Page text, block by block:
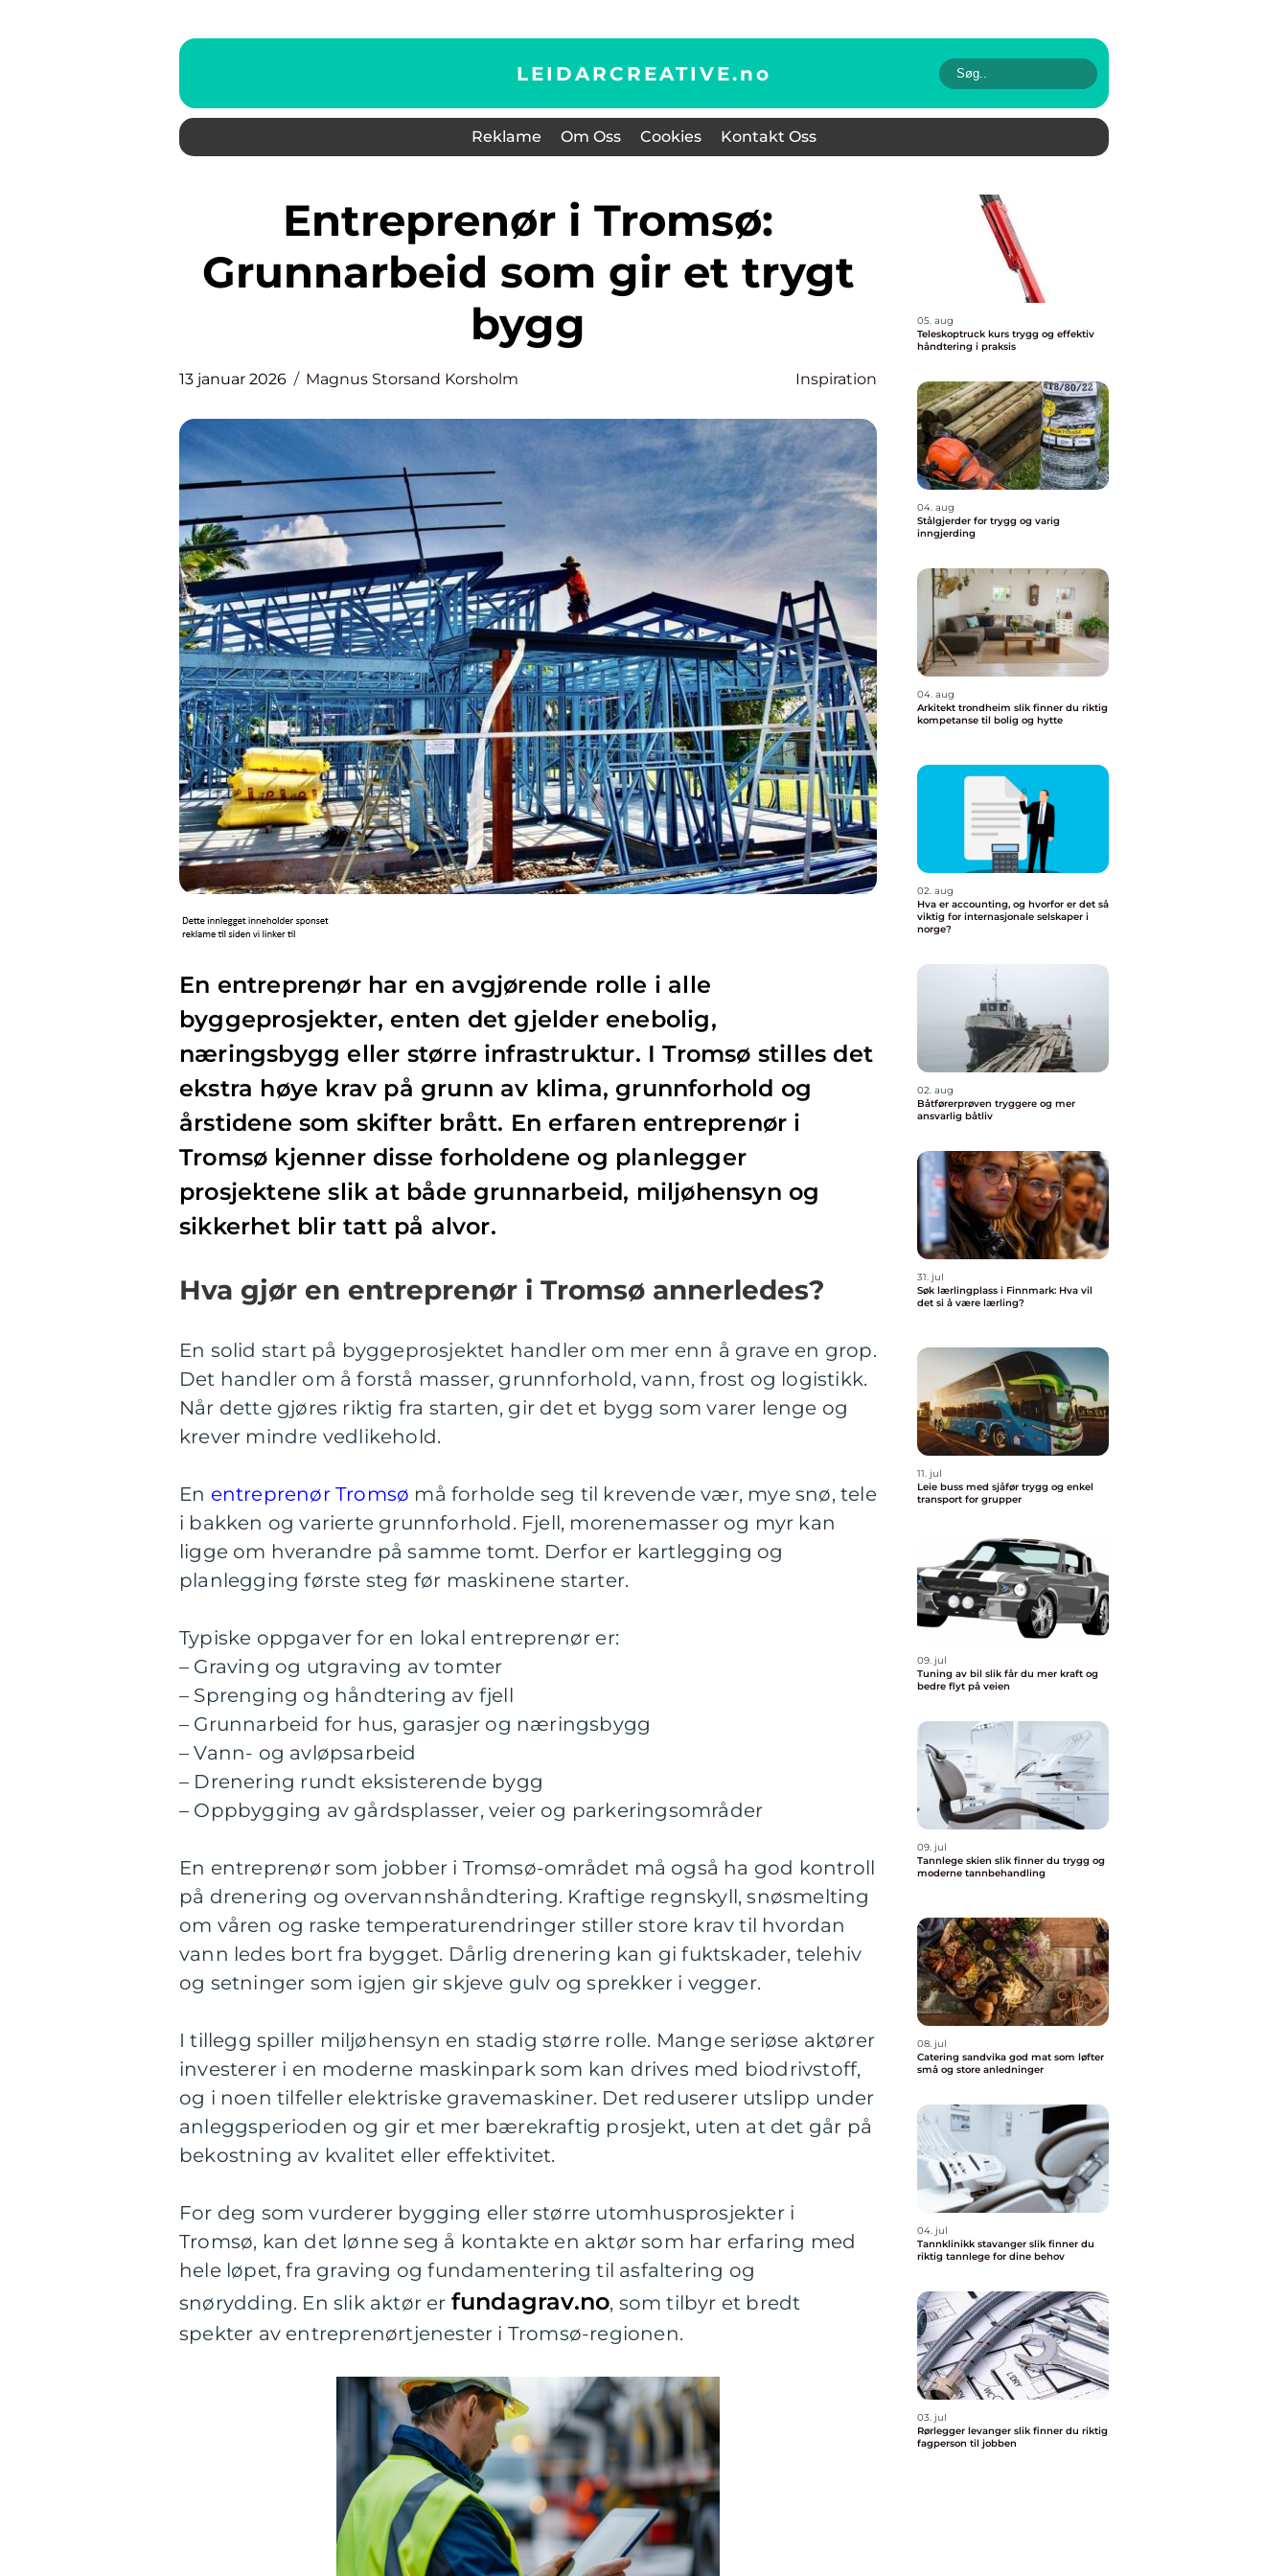
LEIDARCREATIVE.no
Reklame Om Oss Cookies Kontakt Oss
Entreprenør i Tromsø:
Grunnarbeid som gir et trygt
bygg
13 januar 2026 Magnus Storsand Korsholm Inspiration
En entreprenør har en avgjørende rolle i alle
byggeprosjekter, enten det gjelder enebolig,
næringsbygg eller større infrastruktur. I Tromsø stilles det
ekstra høye krav på grunn av klima, grunnforhold og
årstidene som skifter brått. En erfaren entreprenør i
Tromsø kjenner disse forholdene og planlegger
prosjektene slik at både grunnarbeid, miljøhensyn og
sikkerhet blir tatt på alvor.
Hva gjør en entreprenør i Tromsø annerledes?
En solid start på byggeprosjektet handler om mer enn å grave en grop.
Det handler om å forstå masser, grunnforhold, vann, frost og logistikk.
Når dette gjøres riktig fra starten, gir det et bygg som varer lenge og
krever mindre vedlikehold.
En entreprenør Tromsø må forholde seg til krevende vær, mye snø, tele
i bakken og varierte grunnforhold. Fjell, morenemasser og myr kan
ligge om hverandre på samme tomt. Derfor er kartlegging og
planlegging første steg før maskinene starter.
Typiske oppgaver for en lokal entreprenør er:
– Graving og utgraving av tomter
– Sprenging og håndtering av fjell
– Grunnarbeid for hus, garasjer og næringsbygg
– Vann- og avløpsarbeid
– Drenering rundt eksisterende bygg
– Oppbygging av gårdsplasser, veier og parkeringsområder
En entreprenør som jobber i Tromsø-området må også ha god kontroll
på drenering og overvannshåndtering. Kraftige regnskyll, snøsmelting
om våren og raske temperaturendringer stiller store krav til hvordan
vann ledes bort fra bygget. Dårlig drenering kan gi fuktskader, telehiv
og setninger som igjen gir skjeve gulv og sprekker i vegger.
I tillegg spiller miljøhensyn en stadig større rolle. Mange seriøse aktører
investerer i en moderne maskinpark som kan drives med biodrivstoff,
og i noen tilfeller elektriske gravemaskiner. Det reduserer utslipp under
anleggsperioden og gir et mer bærekraftig prosjekt, uten at det går på
bekostning av kvalitet eller effektivitet.
For deg som vurderer bygging eller større utomhusprosjekter i
Tromsø, kan det lønne seg å kontakte en aktør som har erfaring med
hele løpet, fra graving og fundamentering til asfaltering og
snørydding. En slik aktør er fundagrav.no, som tilbyr et bredt
spekter av entreprenørtjenester i Tromsø-regionen.
05. aug
Teleskoptruck kurs trygg og effektiv
håndtering i praksis
04. aug
Stålgjerder for trygg og varig
inngjerding
04. aug
Arkitekt trondheim slik finner du riktig
kompetanse til bolig og hytte
02. aug
Hva er accounting, og hvorfor er det så
viktig for internasjonale selskaper i
norge?
02. aug
Båtførerprøven tryggere og mer
ansvarlig båtliv
31. jul
Søk lærlingplass i Finnmark: Hva vil
det si å være lærling?
11. jul
Leie buss med sjåfør trygg og enkel
transport for grupper
09. jul
Tuning av bil slik får du mer kraft og
bedre flyt på veien
09. jul
Tannlege skien slik finner du trygg og
moderne tannbehandling
08. jul
Catering sandvika god mat som løfter
små og store anledninger
04. jul
Tannklinikk stavanger slik finner du
riktig tannlege for dine behov
03. jul
Rørlegger levanger slik finner du riktig
fagperson til jobben